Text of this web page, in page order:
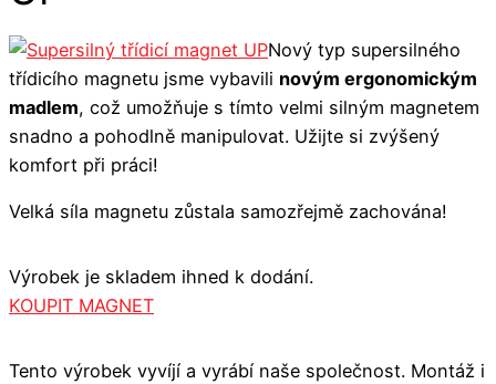
Nový typ supersilného
třídicího magnetu jsme vybavili novým ergonomickým
madlem, což umožňuje s tímto velmi silným magnetem
snadno a pohodlně manipulovat. Užijte si zvýšený
komfort při práci!
Velká síla magnetu zůstala samozřejmě zachována!
Výrobek je skladem ihned k dodání.
KOUPIT MAGNET
Tento výrobek vyvíjí a vyrábí naše společnost. Montáž i